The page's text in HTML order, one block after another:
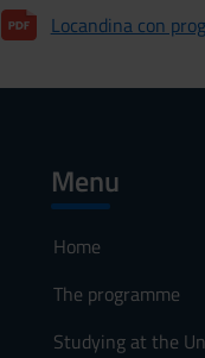
Locandina con
Menu
Home
The programme
Studying at the